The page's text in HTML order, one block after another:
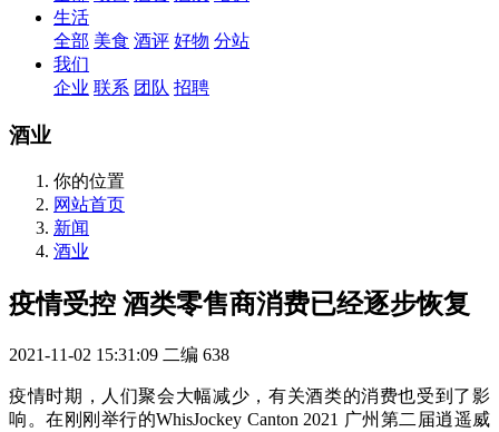
生活
全部 美食 酒评 好物 分站
我们
企业 联系 团队 招聘
酒业
你的位置
网站首页
新闻
酒业
疫情受控 酒类零售商消费已经逐步恢复
2021-11-02 15:31:09 二编 638
疫情时期，人们聚会大幅减少，有关酒类的消费也受到了影
响。在刚刚举行的WhisJockey Canton 2021 广州第二届逍遥威